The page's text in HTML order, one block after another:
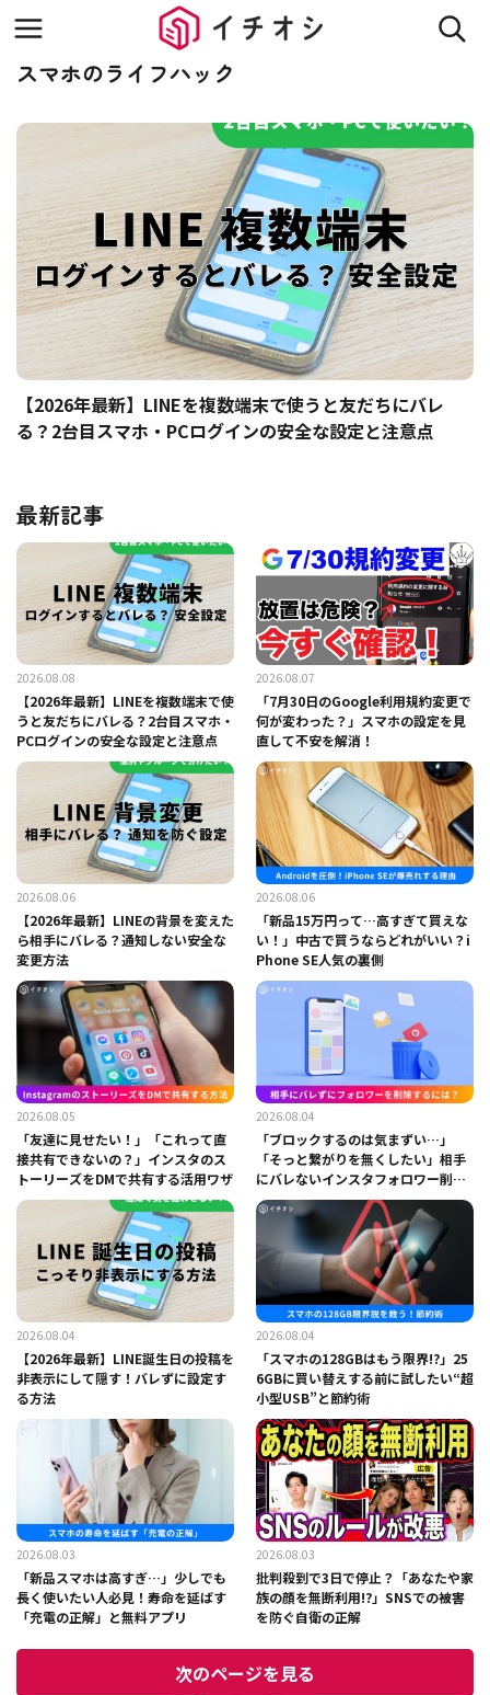
スマホのライフハック
【2026年最新】LINEを複数端末で使うと友だちにバレ
る？2台目スマホ・PCログインの安全な設定と注意点
最新記事
2026.08.08
【2026年最新】LINEを複数端末で使
うと友だちにバレる？2台目スマホ・
PCログインの安全な設定と注意点
2026.08.07
「7月30日のGoogle利用規約変更で
何が変わった？」スマホの設定を見
直して不安を解消！
2026.08.06
【2026年最新】LINEの背景を変えた
ら相手にバレる？通知しない安全な
変更方法
2026.08.06
「新品15万円って…高すぎて買えな
い！」中古で買うならどれがいい？i
Phone SE人気の裏側
2026.08.05
「友達に見せたい！」「これって直
接共有できないの？」インスタのス
トーリーズをDMで共有する活用ワザ
2026.08.04
「ブロックするのは気まずい…」
「そっと繋がりを無くしたい」相手
にバレないインスタフォロワー削除
の手順
2026.08.04
【2026年最新】LINE誕生日の投稿を
非表示にして隠す！バレずに設定す
る方法
2026.08.04
「スマホの128GBはもう限界!?」25
6GBに買い替えする前に試したい“超
小型USB”と節約術
2026.08.03
「新品スマホは高すぎ…」少しでも
長く使いたい人必見！寿命を延ばす
「充電の正解」と無料アプリ
2026.08.03
批判殺到で3日で停止？「あなたや家
族の顔を無断利用!?」SNSでの被害
を防ぐ自衛の正解
次のページを見る